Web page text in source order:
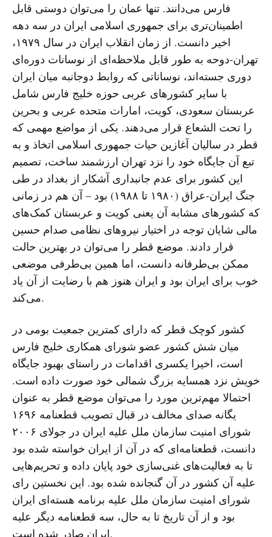
فارس می‌دانند. تنها عمان را می‌توان دوستی قابل
اطمینان‌تری برای جمهوری اسلامی ایران در سه دهه
اخیر دانست. از زمان انقلاب ایران در سال ۱۹۷۹،
تهران-دوحه به طور قابل ملاحظه‌ای از نوسانات دوره‌ای
دوری جسته‌اند، نوساناتی که روابط دوجانبه میان ایران
با سایر کشورهای عربی حوزه خلیج فارس شامل
عربستان سعودی، کویت، امارات متحده عربی و بحرین
را تحت الشعاع قرار می‌دهند. یکی از مواضع مهمی که
قطر در سالیان آغازین حیات جمهوری اسلامی اتخاذ و به
تبع آن جایگاه خود را نزد تهران ارزشمند ساخت، تصمیم
این کشور برای عدم جانبداری آشکار از بغداد در طی
جنگ ایران-عراق (۱۹۸۰ تا ۱۹۸۸) بود – آن هم در زمانی
که کشورهای مشابه آن یعنی کویت و عربستان کمک‌های
مالی شایان توجه در اختیار نیروهای نظامی صدام حسین
قرار دادند. موضع قطر را می‌توان در بهترین حالت
ممکن بی‌طرفانه دانست، اما همین بی‌طرفی موضعی
خوب برای ایران بود و ایران هنوز هم با رضایت از آن یاد
می‌کند.
کشور کوچک قطر که دارای کمترین جمعیت بومی در
میان شش کشور عضو شورای همکاری خلیج فارس
است، اخیرا یکسری اقدامات در راستای بهبود جایگاه
خویش نزد همسایه بزرگ شمالی خود صورت داده است.
احتمالا مهم‌ترین مورد را می‌توان موضع قطر به عنوان
یگانه صدای مخالف در قبال تصویب قطعنامه ۱۶۹۶
شورای امنیت سازمان ملل علیه ایران در جولای ۲۰۰۶
دانست، قطعنامه‌ای که در آن از ایران خواسته شده بود
تا به فعالیت‌های غنی‌سازی خود پایان داده و تحریم‌هایی
علیه آن کشور در آن گنجانده شده بود. این نخستین رای
شورای امنیت سازمان ملل علیه برنامه هسته‌ای ایران
بود و از آن تاریخ تا به حال، سه قطعنامه دیگر علیه
ایران صادر شده است.